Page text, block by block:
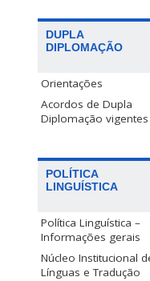
DUPLA
DIPLOMAÇÃO
Orientações
Acordos de Dupla
Diplomação vigentes
POLÍTICA
LINGUÍSTICA
Política Linguística –
Informações gerais
Núcleo Institucional
Línguas e Tradução